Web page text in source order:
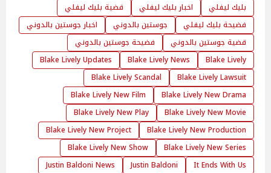
بليك ليفلي اخبار بليك ليفلي
قضية بليك ليفلي
فضيحة بليك ليفلي
جوستين بالدوني
اخبار جوستين بالدوني
قضية جوستين بالدوني
فضيحة جوستين بالدوني
Blake Lively
Blake Lively News
Blake Lively Updates
Blake Lively Lawsuit
Blake Lively Scandal
Blake Lively New Drama
Blake Lively New Film
Blake Lively New Movie
Blake Lively New Play
Blake Lively New Production
Blake Lively New Project
Blake Lively New Series
Blake Lively New Show
It Ends With Us
Justin Baldoni
Justin Baldoni News